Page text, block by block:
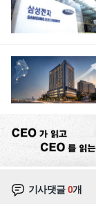
기사댓글0개